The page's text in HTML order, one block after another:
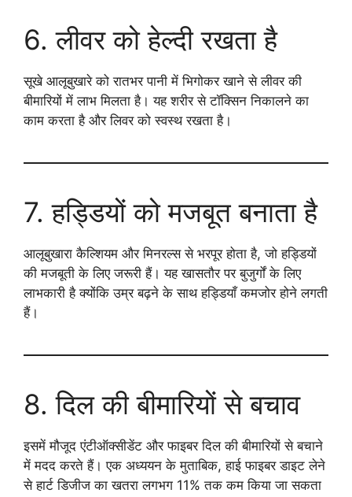
6. लीवर को हेल्दी रखता है
सूखे आलूबुखारे को रातभर पानी में भिगोकर खाने से लीवर की
बीमारियों में लाभ मिलता है। यह शरीर से टॉक्सिन निकालने का
काम करता है और लिवर को स्वस्थ रखता है।
7. हड्डियों को मजबूत बनाता है
आलूबुखारा कैल्शियम और मिनरल्स से भरपूर होता है, जो हड्डियों
की मजबूती के लिए जरूरी हैं। यह खासतौर पर बुजुर्गों के लिए
लाभकारी है क्योंकि उम्र बढ़ने के साथ हड्डियाँ कमजोर होने लगती
हैं।
8. दिल की बीमारियों से बचाव
इसमें मौजूद एंटीऑक्सीडेंट और फाइबर दिल की बीमारियों से बचाने
में मदद करते हैं। एक अध्ययन के मुताबिक, हाई फाइबर डाइट लेने
से हार्ट डिजीज का खतरा लगभग 11% तक कम किया जा सकता